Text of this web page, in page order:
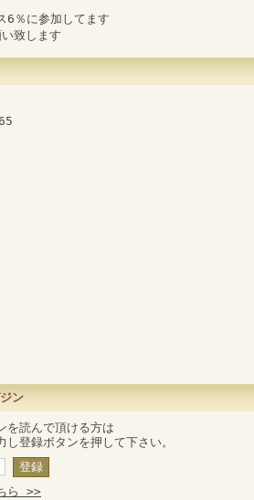
6％に参加してます
致します
ン
を読んで頂ける方は
登録ボタンを押して下さい。
ら >>